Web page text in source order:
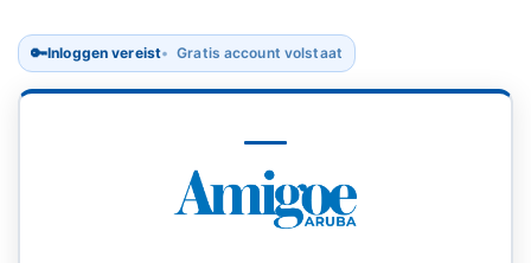
🔑Inloggen vereist Gratis account volstaat